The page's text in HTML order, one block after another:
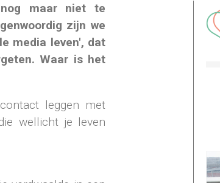
maar niet te
zijn we
media leven', dat
Waar is het
leggen met
wellicht je leven